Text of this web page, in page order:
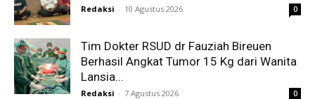
Redaksi - 10 Agustus 2026 0
Tim Dokter RSUD dr Fauziah Bireuen
Berhasil Angkat Tumor 15 Kg dari Wanita
Lansia...
Redaksi - 7 Agustus 2026 0